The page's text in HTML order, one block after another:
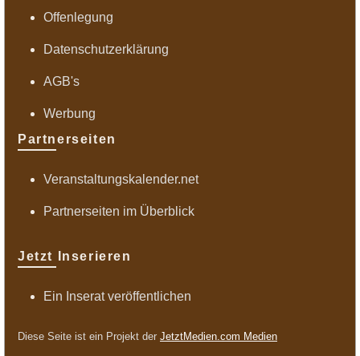
Offenlegung
Datenschutzerklärung
AGB's
Werbung
Partnerseiten
Veranstaltungskalender.net
Partnerseiten im Überblick
Jetzt Inserieren
Ein Inserat veröffentlichen
Diese Seite ist ein Projekt der JetztMedien.com Medien